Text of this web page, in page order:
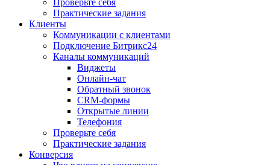
Проверьте себя
Практические задания
Клиенты
Коммуникации с клиентами
Подключение Битрикс24
Каналы коммуникаций
Виджеты
Онлайн-чат
Обратный звонок
CRM-формы
Открытые линии
Телефония
Проверьте себя
Практические задания
Конверсия